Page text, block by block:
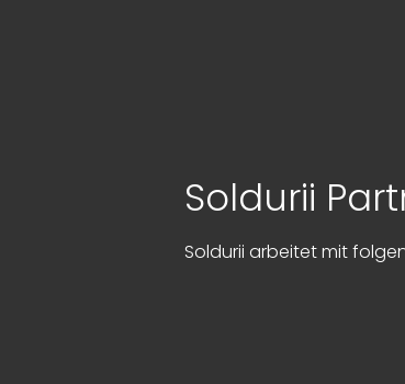
Soldurii
Soldurii arbeitet mit